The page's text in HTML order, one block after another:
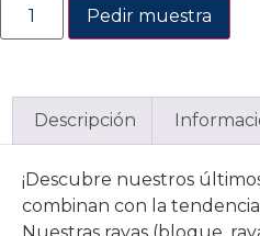
Pedir muestra
Descripción
¡Descubre nuestros
combinan con la tendencia